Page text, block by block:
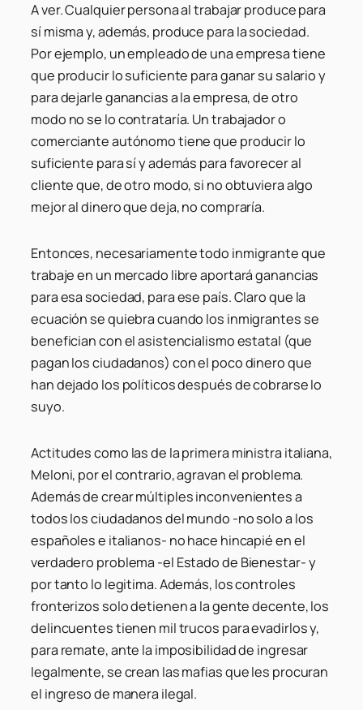
A ver. Cualquier persona al trabajar produce para
sí misma y, además, produce para la sociedad.
Por ejemplo, un empleado de una empresa tiene
que producir lo suficiente para ganar su salario y
para dejarle ganancias a la empresa, de otro
modo no se lo contrataría. Un trabajador o
comerciante autónomo tiene que producir lo
suficiente para sí y además para favorecer al
cliente que, de otro modo, si no obtuviera algo
mejor al dinero que deja, no compraría.
Entonces, necesariamente todo inmigrante que
trabaje en un mercado libre aportará ganancias
para esa sociedad, para ese país. Claro que la
ecuación se quiebra cuando los inmigrantes se
benefician con el asistencialismo estatal (que
pagan los ciudadanos) con el poco dinero que
han dejado los políticos después de cobrarse lo
suyo.
Actitudes como las de la primera ministra italiana,
Meloni, por el contrario, agravan el problema.
Además de crear múltiples inconvenientes a
todos los ciudadanos del mundo -no solo a los
españoles e italianos- no hace hincapié en el
verdadero problema -el Estado de Bienestar- y
por tanto lo legitima. Además, los controles
fronterizos solo detienen a la gente decente, los
delincuentes tienen mil trucos para evadirlos y,
para remate, ante la imposibilidad de ingresar
legalmente, se crean las mafias que les procuran
el ingreso de manera ilegal.